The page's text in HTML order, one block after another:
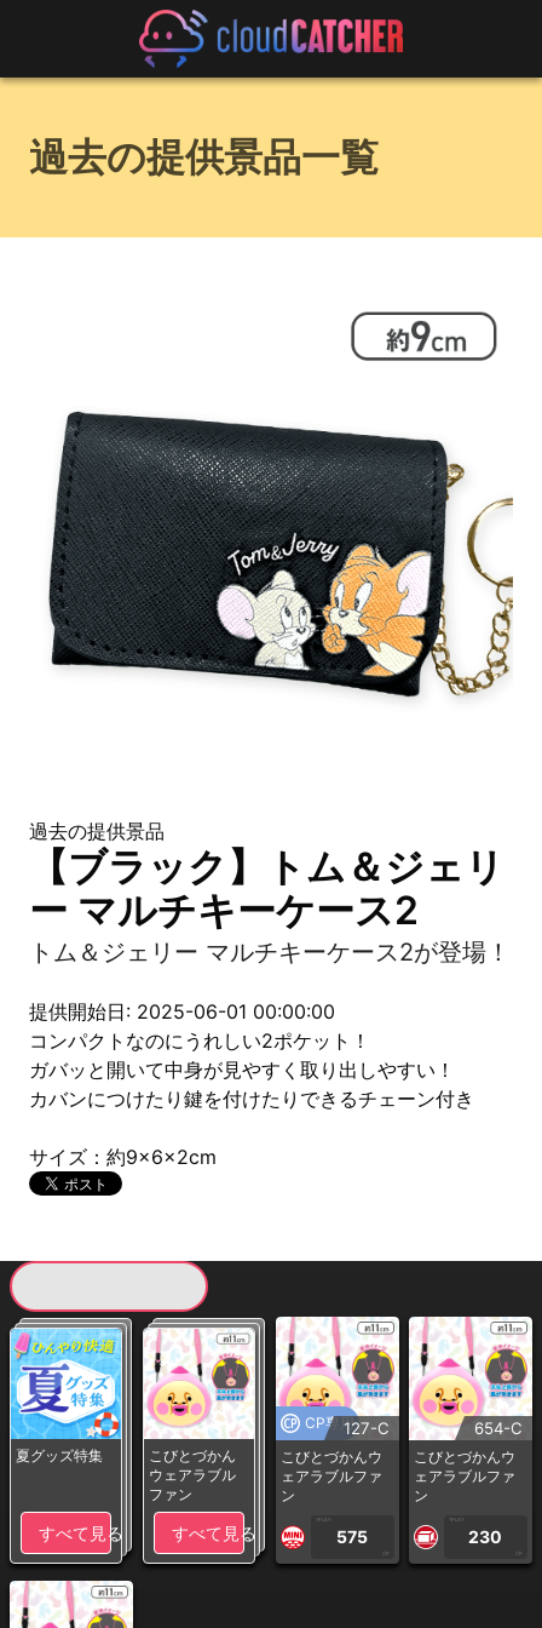
過去の提供景品一覧
過去の提供景品
【ブラック】トム＆ジェリ
ー マルチキーケース2
トム＆ジェリー マルチキーケース2が登場！
提供開始日: 2025-06-01 00:00:00
コンパクトなのにうれしい2ポケット！
ガバッと開いて中身が見やすく取り出しやすい！
カバンにつけたり鍵を付けたりできるチェーン付き
サイズ：約9×6×2cm
夏グッズ特集
すべて見る
こびとづかん
ウェアラブル
ファン
すべて見る
CP専用127-C
こびとづかんウ
ェアラブルファ
ン
1PLAY
575
CP
654-C
こびとづかんウ
ェアラブルファ
ン
1PLAY
230
CP